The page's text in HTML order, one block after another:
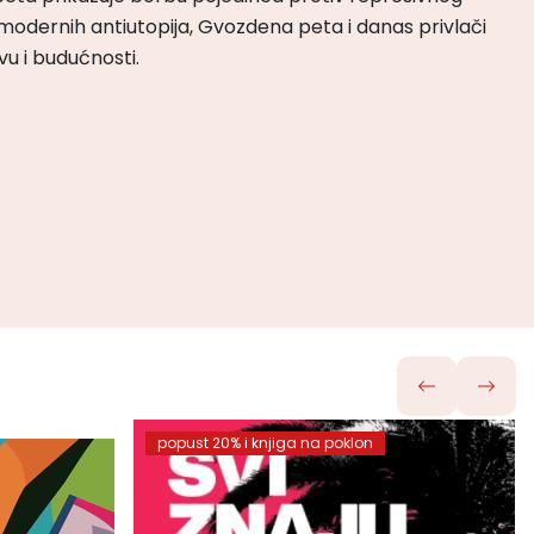
koji ga oblikuje, dok Paolo Sorentino još jednom
popust 20% i knjiga na poklon